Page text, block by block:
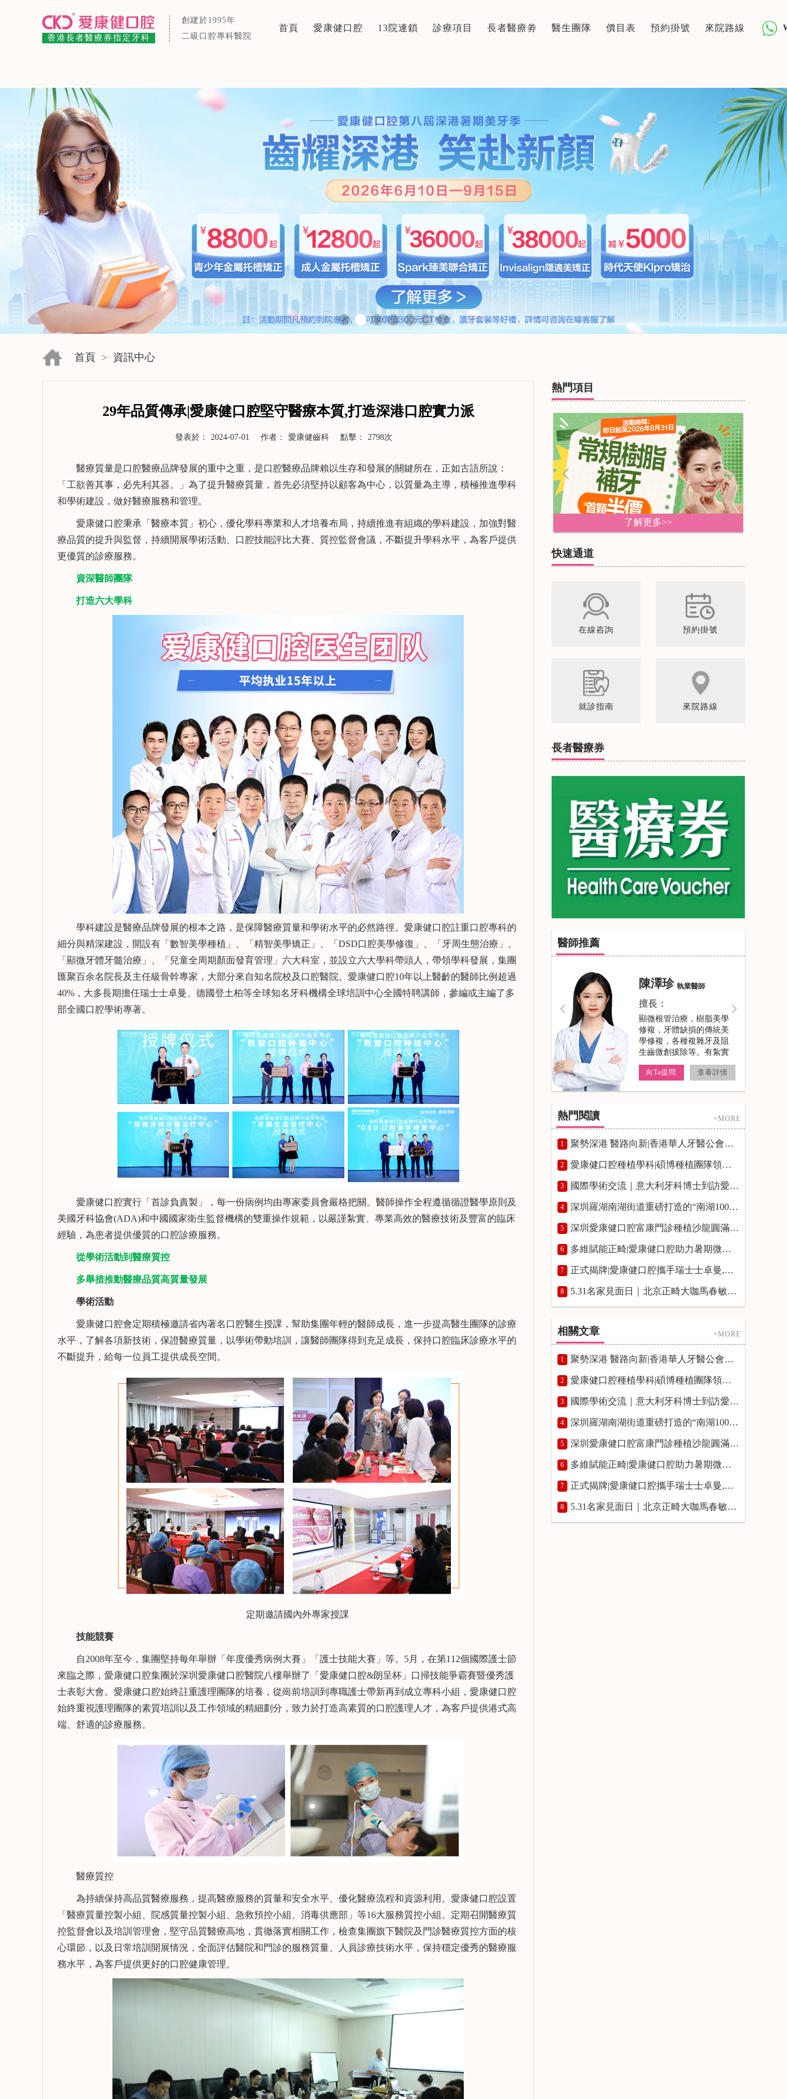
創建於1995年
二級口腔專科醫院
香港長者醫療券指定牙科
首頁 愛康健口腔 13院連鎖 診療項目 長者醫療劵 醫生團隊 價目表 預約掛號 來院路線
首頁 > 資訊中心
29年品質傳承|愛康健口腔堅守醫療本質,打造深港口腔實力派
發表於： 2024-07-01 作者： 愛康健齒科 點擊： 2798次
醫療質量是口腔醫療品牌發展的重中之重，是口腔醫療品牌賴以生存和發展的關鍵所在，正如古語所說：
「工欲善其事，必先利其器。」為了提升醫療質量，首先必須堅持以顧客為中心，以質量為主導，積極推進學科
和學術建設，做好醫療服務和管理。
愛康健口腔秉承「醫療本質」初心，優化學科專業和人才培養布局，持續推進有組織的學科建設，加強對醫
療品質的提升與監督，持續開展學術活動、口腔技能評比大賽、質控監督會議，不斷提升學科水平，為客戶提供
更優質的診療服務。
資深醫師團隊
打造六大學科
學科建設是醫療品牌發展的根本之路，是保障醫療質量和學術水平的必然路徑。愛康健口腔註重口腔專科的
細分與精深建設，開設有「數智美學種植」、「精智美學矯正」、「DSD口腔美學修復」、「牙周生態治療」、
「顯微牙體牙髓治療」、「兒童全周期顏面發育管理」六大科室，並設立六大學科帶頭人，帶領學科發展，集團
匯聚百余名院長及主任級骨幹專家，大部分來自知名院校及口腔醫院。愛康健口腔10年以上醫齡的醫師比例超過
40%，大多長期擔任瑞士士卓曼、德國登土柏等全球知名牙科機構全球培訓中心全國特聘講師，參編或主編了多
部全國口腔學術專著。
愛康健口腔實行「首診負責製」，每一份病例均由專家委員會嚴格把關。醫師操作全程遵循循證醫學原則及
美國牙科協會(ADA)和中國國家衛生監督機構的雙重操作規範，以嚴謹紮實、專業高效的醫療技術及豐富的臨床
經驗，為患者提供優質的口腔診療服務。
從學術活動到醫療質控
多舉措推動醫療品質高質量發展
學術活動
愛康健口腔會定期積極邀請省內著名口腔醫生授課，幫助集團年輕的醫師成長，進一步提高醫生團隊的診療
水平，了解各項新技術，保證醫療質量，以學術帶動培訓，讓醫師團隊得到充足成長，保持口腔臨床診療水平的
不斷提升，給每一位員工提供成長空間。
定期邀請國內外專家授課
技能競賽
自2008年至今，集團堅持每年舉辦「年度優秀病例大賽」「護士技能大賽」等。5月，在第112個國際護士節
來臨之際，愛康健口腔集團於深圳愛康健口腔醫院八樓舉辦了「愛康健口腔&朗呈杯」口掃技能爭霸賽暨優秀護
士表彰大會。愛康健口腔始終註重護理團隊的培養，從崗前培訓到專職護士帶新再到成立專科小組，愛康健口腔
始終重視護理團隊的素質培訓以及工作領域的精細劃分，致力於打造高素質的口腔護理人才，為客戶提供港式高
端、舒適的診療服務。
醫療質控
為持續保持高品質醫療服務，提高醫療服務的質量和安全水平、優化醫療流程和資源利用。愛康健口腔設置
「醫療質量控製小組、院感質量控製小組、急救預控小組、消毒供應部」等16大服務質控小組。定期召開醫療質
控監督會以及培訓管理會，堅守品質醫療高地，貫徹落實相關工作，檢查集團旗下醫院及門診醫療質控方面的核
心環節，以及日常培訓開展情況，全面評估醫院和門診的服務質量、人員診療技術水平，保持穩定優秀的醫療服
務水平，為客戶提供更好的口腔健康管理。
熱門項目
了解更多>> 了解更多>> 了解更多>>
快速通道
在線咨詢 預約掛號
就診指南 來院路線
長者醫療券
醫師推薦
賴雨柔 謝松春 執業醫師 全科醫師
顯微根管治療、前牙貼面
修複、微創及數字化種
植、複雜智齒拔除及各類
牙齒的固定和活動修複。
向Ta提問 查看詳情
陳澤珍 執業醫師
修複，牙體缺損的傳統美
學修複，各種複雜牙及阻
的理論基礎和豐富的臨床
實踐，善於以多學科理念
治療方案。
向Ta提問
閻壯壯 執業醫師
擅長：
牙齒美學修複，牙體牙髓
疾病，美學樹脂修複、活
動牙，烤瓷牙，根管治
療，牙齒冷光美白。
向Ta提問 查看詳情
熱門閱讀 +MORE
1 聚勢深港 醫路向新|香港華人牙醫公會牙科專題講座在愛康健富亨口腔門診舉辦
2 愛康健口腔種植學科|碩博種植團隊領銜，築牢高品質種牙服務
3 國際學術交流｜意大利牙科博士到訪愛康健口腔開展種植學術研討
4 深圳羅湖南湖街道重磅打造的“南湖100”品牌發布會|愛康健口腔入選“南湖100”優質品牌榜單並授牌
5 深圳愛康健口腔富康門診種植沙龍圓滿舉辦,瑞士士卓曼正式授予愛康健富康門診“士卓曼鑽石合作夥伴”資質
6 多維賦能正畸|愛康健口腔助力暑期微笑煥新!愛康健口腔熊國平博士箍牙費用8800~12800元起
7 正式揭牌|愛康健口腔攜手瑞士士卓曼,共啟口腔種植學術研修新平臺
8 5.31名家見面日｜北京正畸大咖馬春敏院長親臨愛康健口腔，預約通道開啟！
相關文章 +MORE
1 聚勢深港 醫路向新|香港華人牙醫公會牙科專題講座在愛康健富亨口腔門診舉辦
2 愛康健口腔種植學科|碩博種植團隊領銜，築牢高品質種牙服務
3 國際學術交流｜意大利牙科博士到訪愛康健口腔開展種植學術研討
4 深圳羅湖南湖街道重磅打造的“南湖100”品牌發布會|愛康健口腔入選“南湖100”優質品牌榜單並授牌
5 深圳愛康健口腔富康門診種植沙龍圓滿舉辦,瑞士士卓曼正式授予愛康健富康門診“士卓曼鑽石合作夥伴”資質
6 多維賦能正畸|愛康健口腔助力暑期微笑煥新!愛康健口腔熊國平博士箍牙費用8800~12800元起
7 正式揭牌|愛康健口腔攜手瑞士士卓曼,共啟口腔種植學術研修新平臺
8 5.31名家見面日｜北京正畸大咖馬春敏院長親臨愛康健口腔，預約通道開啟！